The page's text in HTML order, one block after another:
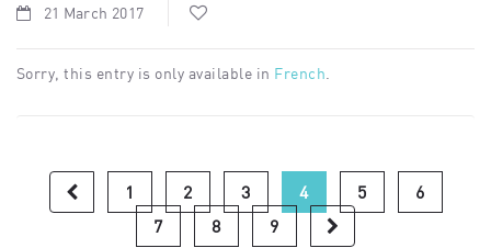
21 March 2017
Sorry, this entry is only available in French
1 2 3 4 5
6
7
8 9